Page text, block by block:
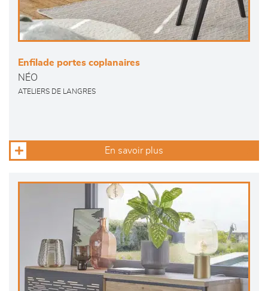
Enfilade portes coplanaires
NÉO
ATELIERS DE LANGRES
En savoir plus